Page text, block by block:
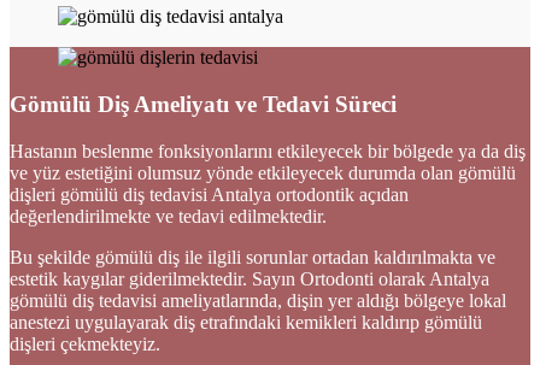
Gömülü Diş Ameliyatı ve Tedavi Süreci
Hastanın beslenme fonksiyonlarını etkileyecek bir bölgede ya da diş
ve yüz estetiğini olumsuz yönde etkileyecek durumda olan gömülü
dişleri gömülü diş tedavisi Antalya ortodontik açıdan
değerlendirilmekte ve tedavi edilmektedir.
Bu şekilde gömülü diş ile ilgili sorunlar ortadan kaldırılmakta ve
estetik kaygılar giderilmektedir. Sayın Ortodonti olarak Antalya
gömülü diş tedavisi ameliyatlarında, dişin yer aldığı bölgeye lokal
anestezi uygulayarak diş etrafındaki kemikleri kaldırıp gömülü
dişleri çekmekteyiz.